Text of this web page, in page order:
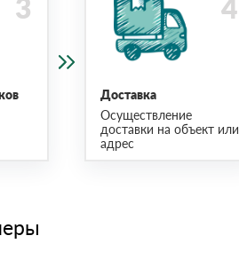
Доставка
Осуществление
доставки на объект или
адрес